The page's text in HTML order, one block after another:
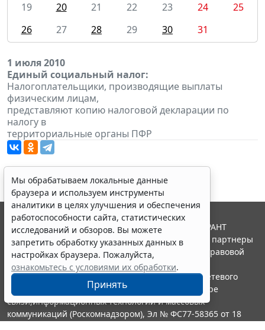
19
20 21 22 23 24
25
26
27 28 29 30 31
1 июля 2010
Единый социальный налог:
Налогоплательщики, производящие выплаты
физическим лицам,
представляют копию налоговой декларации по
налогу в
территориальные органы ПФР
Мы обрабатываем локальные данные
браузера и используем инструменты
аналитики в целях улучшения и обеспечения
работоспособности сайта, статистических
исследований и обзоров. Вы можете
запретить обработку указанных данных в
настройках браузера. Пожалуйста,
ознакомьтесь с условиями их обработки.
Принять
© ООО "НПП "ГАРАНТ-СЕРВИС", 2026. Система ГАРАНТ
выпускается с 1990 года. Компания "Гарант" и ее партнеры
являются участниками Российской ассоциации правовой
информации ГАРАНТ.
Портал ГАРАНТ.РУ зарегистрирован в качестве сетевого
издания Федеральной службой по надзору в сфере
связи,информационных технологий и массовых
коммуникаций (Роскомнадзором), Эл № ФС77-58365 от 18